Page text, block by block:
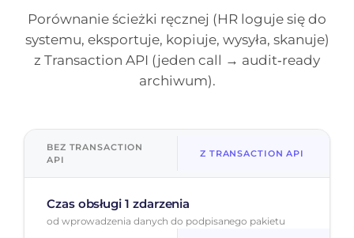
Porównanie ścieżki ręcznej (HR loguje się do
systemu, eksportuje, kopiuje, wysyła, skanuje)
z Transaction API (jeden call → audit‑ready
archiwum).
BEZ TRANSACTION
API
Z TRANSACTION API
Czas obsługi 1 zdarzenia
od wprowadzenia danych do podpisanego pakietu